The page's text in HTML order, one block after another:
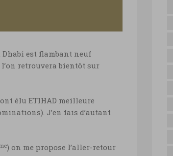
Dhabi est flambant neuf
l’on retrouvera bientôt sur
élu ETIHAD meilleure
J’en fais d’autant
) on me propose l’aller-retour